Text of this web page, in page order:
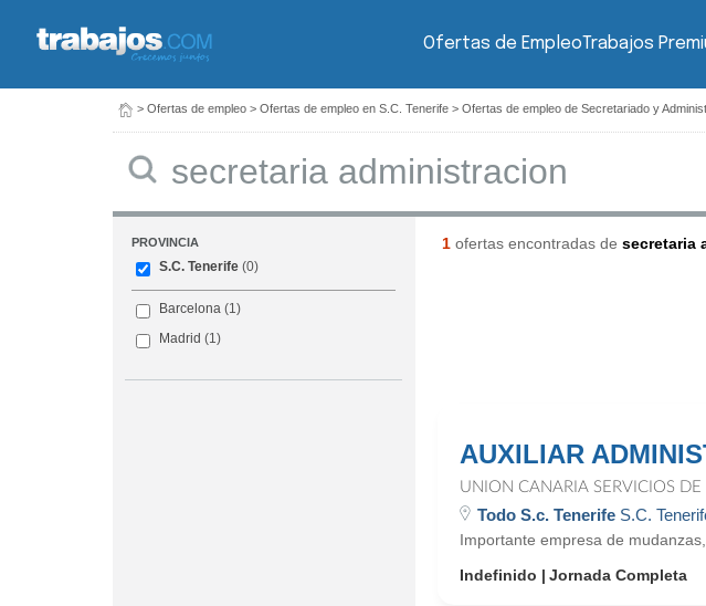
Ofertas de EmpleoTrabajos
> Ofertas de empleo > Ofertas de empleo en S.C. Tenerife > Ofertas de empleo de Secretariado y
PROVINCIA
S.C. Tenerife (0)
Barcelona (1)
Madrid (1)
1ofertas encontradas de secretaria
AUXILIAR
UNION CANARIA SERVICIOS
Todo S.c. TenerifeS.C.
Importante empresa de
Indefinido
Jornada Completa